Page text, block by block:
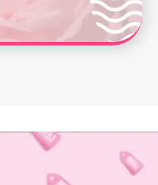
una linda experiencia